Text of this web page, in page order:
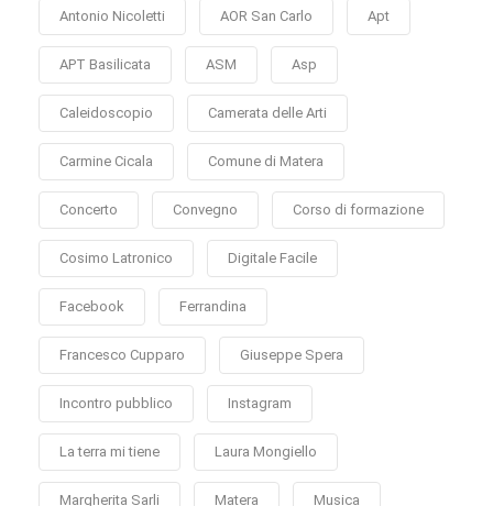
Antonio Nicoletti AOR San Carlo Apt
APT Basilicata ASM Asp
Caleidoscopio Camerata delle Arti
Carmine Cicala Comune di Matera
Concerto Convegno Corso di formazione
Cosimo Latronico Digitale Facile
Facebook Ferrandina
Francesco Cupparo Giuseppe Spera
Incontro pubblico Instagram
La terra mi tiene Laura Mongiello
Margherita Sarli Matera Musica